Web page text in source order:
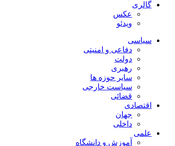
گالری
عکس
ویدئو
سیاسی
دفاعی و امنیتی
دولت
رهبری
سایر حوزه ها
سیاست خارجی
قضائی
اقتصادی
جهان
داخلی
علمی
آموزش و دانشگاه